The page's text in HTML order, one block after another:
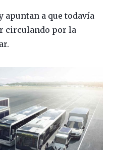
apuntan a que todavía
circulando por la